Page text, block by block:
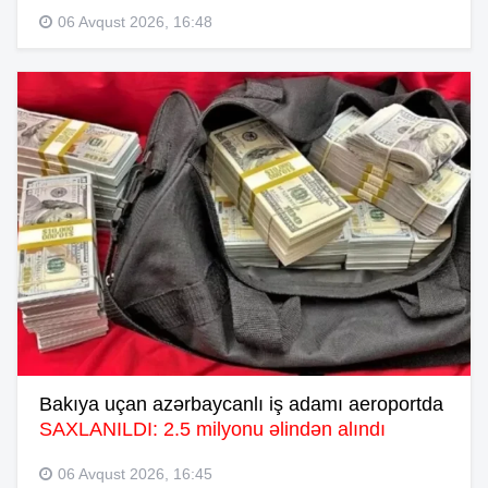
06 Avqust 2026, 16:48
Bakıya uçan azərbaycanlı iş adamı aeroportda
SAXLANILDI: 2.5 milyonu əlindən alındı
06 Avqust 2026, 16:45